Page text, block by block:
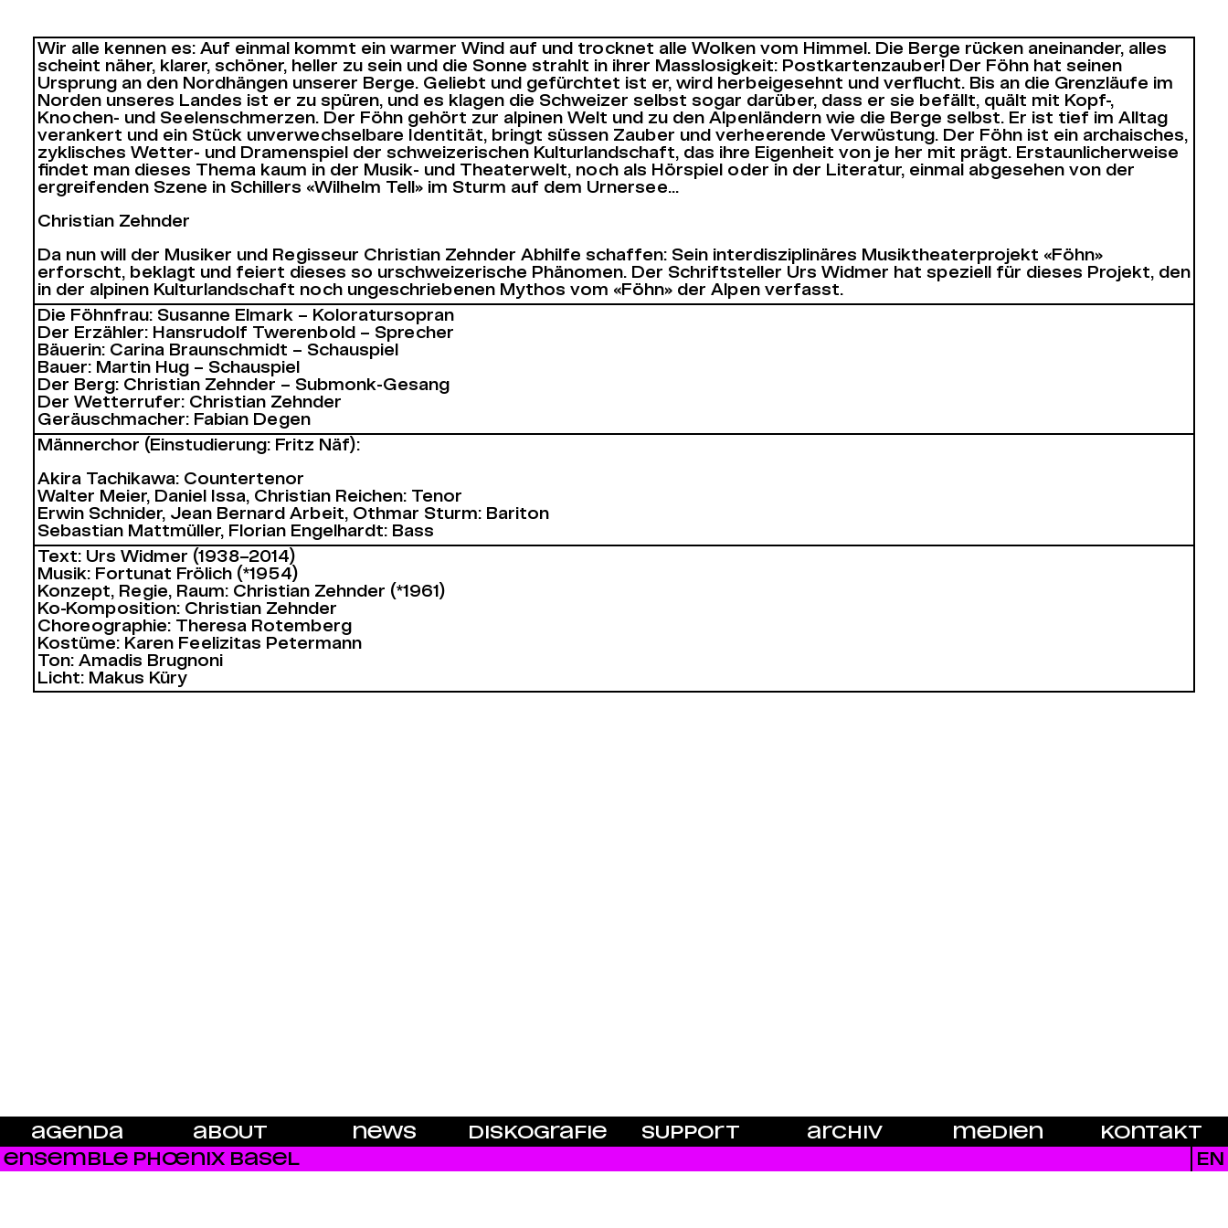
ENSEMBLE PHŒNIX BASEL EN
AGENDA ABOUT NEWS DISKOGRAFIE SUPPORT ARCHIV MEDIEN KONTAKT
Wir alle kennen es: Auf einmal kommt ein warmer Wind auf und trocknet alle Wolken vom Himmel. Die Berge rücken aneinander, alles
scheint näher, klarer, schöner, heller zu sein und die Sonne strahlt in ihrer Masslosigkeit: Postkartenzauber! Der Föhn hat seinen
Ursprung an den Nordhängen unserer Berge. Geliebt und gefürchtet ist er, wird herbeigesehnt und verflucht. Bis an die Grenzläufe im
Norden unseres Landes ist er zu spüren, und es klagen die Schweizer selbst sogar darüber, dass er sie befällt, quält mit Kopf-,
Knochen- und Seelenschmerzen. Der Föhn gehört zur alpinen Welt und zu den Alpenländern wie die Berge selbst. Er ist tief im Alltag
verankert und ein Stück unverwechselbare Identität, bringt süssen Zauber und verheerende Verwüstung. Der Föhn ist ein archaisches,
zyklisches Wetter- und Dramenspiel der schweizerischen Kulturlandschaft, das ihre Eigenheit von je her mit prägt. Erstaunlicherweise
findet man dieses Thema kaum in der Musik- und Theaterwelt, noch als Hörspiel oder in der Literatur, einmal abgesehen von der
ergreifenden Szene in Schillers «Wilhelm Tell» im Sturm auf dem Urnersee…
Christian Zehnder
Da nun will der Musiker und Regisseur Christian Zehnder Abhilfe schaffen: Sein interdisziplinäres Musiktheaterprojekt «Föhn»
erforscht, beklagt und feiert dieses so urschweizerische Phänomen. Der Schriftsteller Urs Widmer hat speziell für dieses Projekt, den
in der alpinen Kulturlandschaft noch ungeschriebenen Mythos vom «Föhn» der Alpen verfasst.
Die Föhnfrau: Susanne Elmark – Koloratursopran
Der Erzähler: Hansrudolf Twerenbold – Sprecher
Bäuerin: Carina Braunschmidt – Schauspiel
Bauer: Martin Hug – Schauspiel
Der Berg: Christian Zehnder – Submonk-Gesang
Der Wetterrufer: Christian Zehnder
Geräuschmacher: Fabian Degen
Männerchor (Einstudierung: Fritz Näf):
Akira Tachikawa: Countertenor
Walter Meier, Daniel Issa, Christian Reichen: Tenor
Erwin Schnider, Jean Bernard Arbeit, Othmar Sturm: Bariton
Sebastian Mattmüller, Florian Engelhardt: Bass
Text: Urs Widmer (1938–2014)
Musik: Fortunat Frölich (*1954)
Konzept, Regie, Raum: Christian Zehnder (*1961)
Ko-Komposition: Christian Zehnder
Choreographie: Theresa Rotemberg
Kostüme: Karen Feelizitas Petermann
Ton: Amadis Brugnoni
Licht: Makus Küry